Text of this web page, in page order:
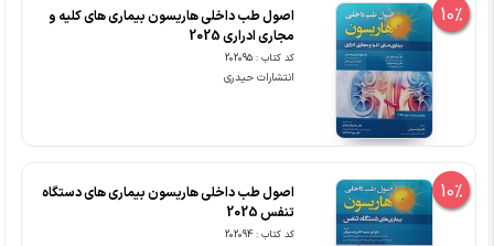
10%
اصول طب داخلی هاریسون بیماری های کلیه و
مجاری ادراری 2025
کد کتاب : 202095
انتشارات حیدری
10%
اصول طب داخلی هاریسون بیماری های دستگاه
تنفس 2025
کد کتاب : 202094